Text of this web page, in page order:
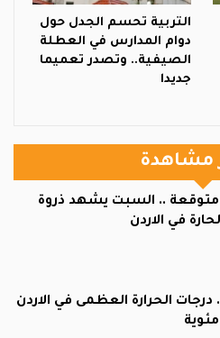
التربية تحسم الجدل حول
دوام المدارس في العطلة
الصيفية.. وتصدر تعميما
جديدا
مشاهدة
متوقعة .. السبت يشهد ذروة
في الاردن
الحرارة العظمى في الاردن